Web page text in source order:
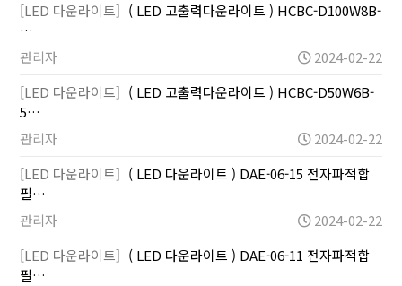
[LED 다운라이트] ( LED 고출력다운라이트 ) HCBC-D100W8B-
…
관리자
2024-02-22
[LED 다운라이트] ( LED 고출력다운라이트 ) HCBC-D50W6B-
5…
관리자
2024-02-22
[LED 다운라이트] ( LED 다운라이트 ) DAE-06-15 전자파적합
필…
관리자
2024-02-22
[LED 다운라이트] ( LED 다운라이트 ) DAE-06-11 전자파적합
필…